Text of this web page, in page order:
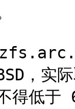
，实
得低于